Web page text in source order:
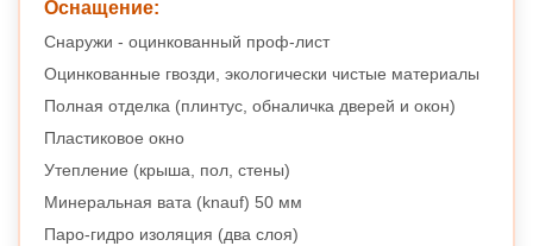
Оснащение:
Снаружи - оцинкованный проф-лист
Оцинкованные гвозди, экологически чистые материалы
Полная отделка (плинтус, обналичка дверей и окон)
Пластиковое окно
Утепление (крыша, пол, стены)
Минеральная вата (knauf) 50 мм
Паро-гидро изоляция (два слоя)